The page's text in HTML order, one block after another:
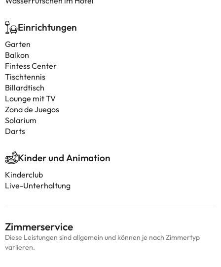
Einrichtungen
Garten
Balkon
Fintess Center
Tischtennis
Billardtisch
Lounge mit TV
Zona de Juegos
Solarium
Darts
Kinder und Animation
Kinderclub
Live-Unterhaltung
Zimmerservice
Diese Leistungen sind allgemein und können je nach Zimmertyp
variieren.